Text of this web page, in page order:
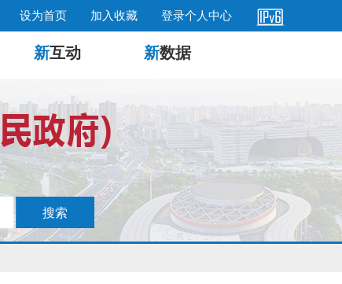
设为首页 加入收藏 登录个人中心
新互动 新数据